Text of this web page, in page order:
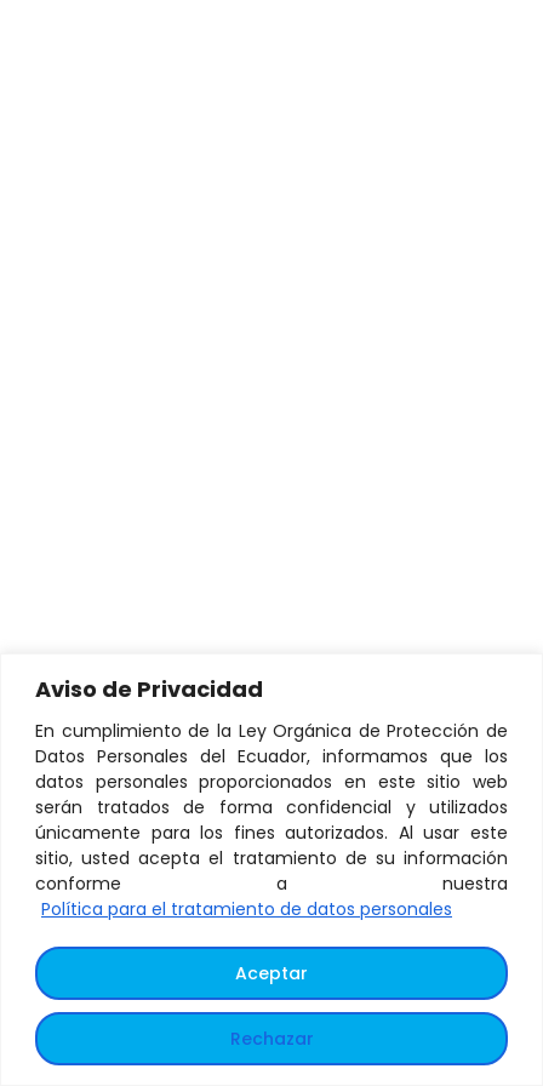
Aviso de Privacidad
En cumplimiento de la Ley Orgánica de Protección de
Datos Personales del Ecuador, informamos que los
datos personales proporcionados en este sitio web
serán tratados de forma confidencial y utilizados
únicamente para los fines autorizados. Al usar este
sitio, usted acepta el tratamiento de su información
conforme a nuestra
Política para el tratamiento de datos personales
Rechazar
Aceptar